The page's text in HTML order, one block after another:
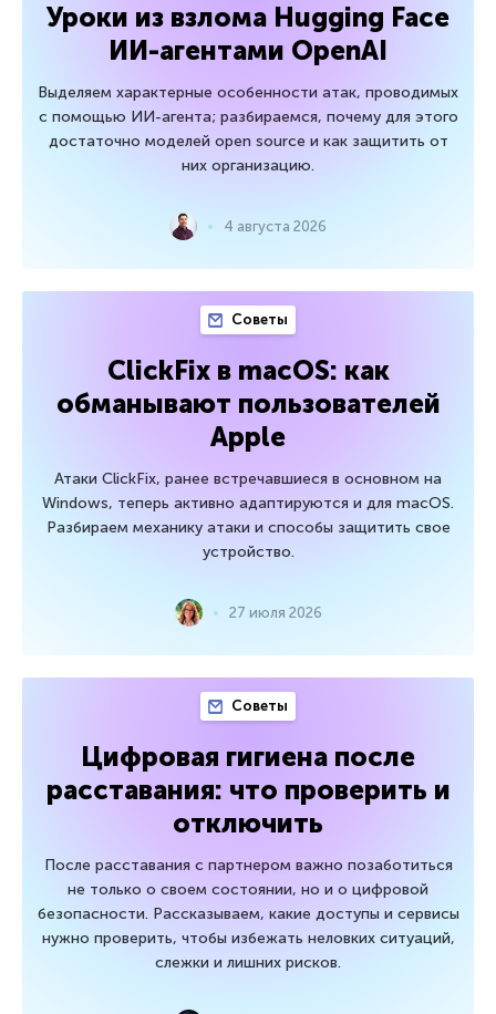
Уроки из взлома Hugging Face
ИИ-агентами OpenAI
Выделяем характерные особенности атак, проводимых
с помощью ИИ-агента; разбираемся, почему для этого
достаточно моделей open source и как защитить от
них организацию.
4 августа 2026
Советы
ClickFix в macOS: как
обманывают пользователей
Apple
Атаки ClickFix, ранее встречавшиеся в основном на
Windows, теперь активно адаптируются и для macOS.
Разбираем механику атаки и способы защитить свое
устройство.
27 июля 2026
Советы
Цифровая гигиена после
расставания: что проверить и
отключить
После расставания с партнером важно позаботиться
не только о своем состоянии, но и о цифровой
безопасности. Рассказываем, какие доступы и сервисы
нужно проверить, чтобы избежать неловких ситуаций,
слежки и лишних рисков.